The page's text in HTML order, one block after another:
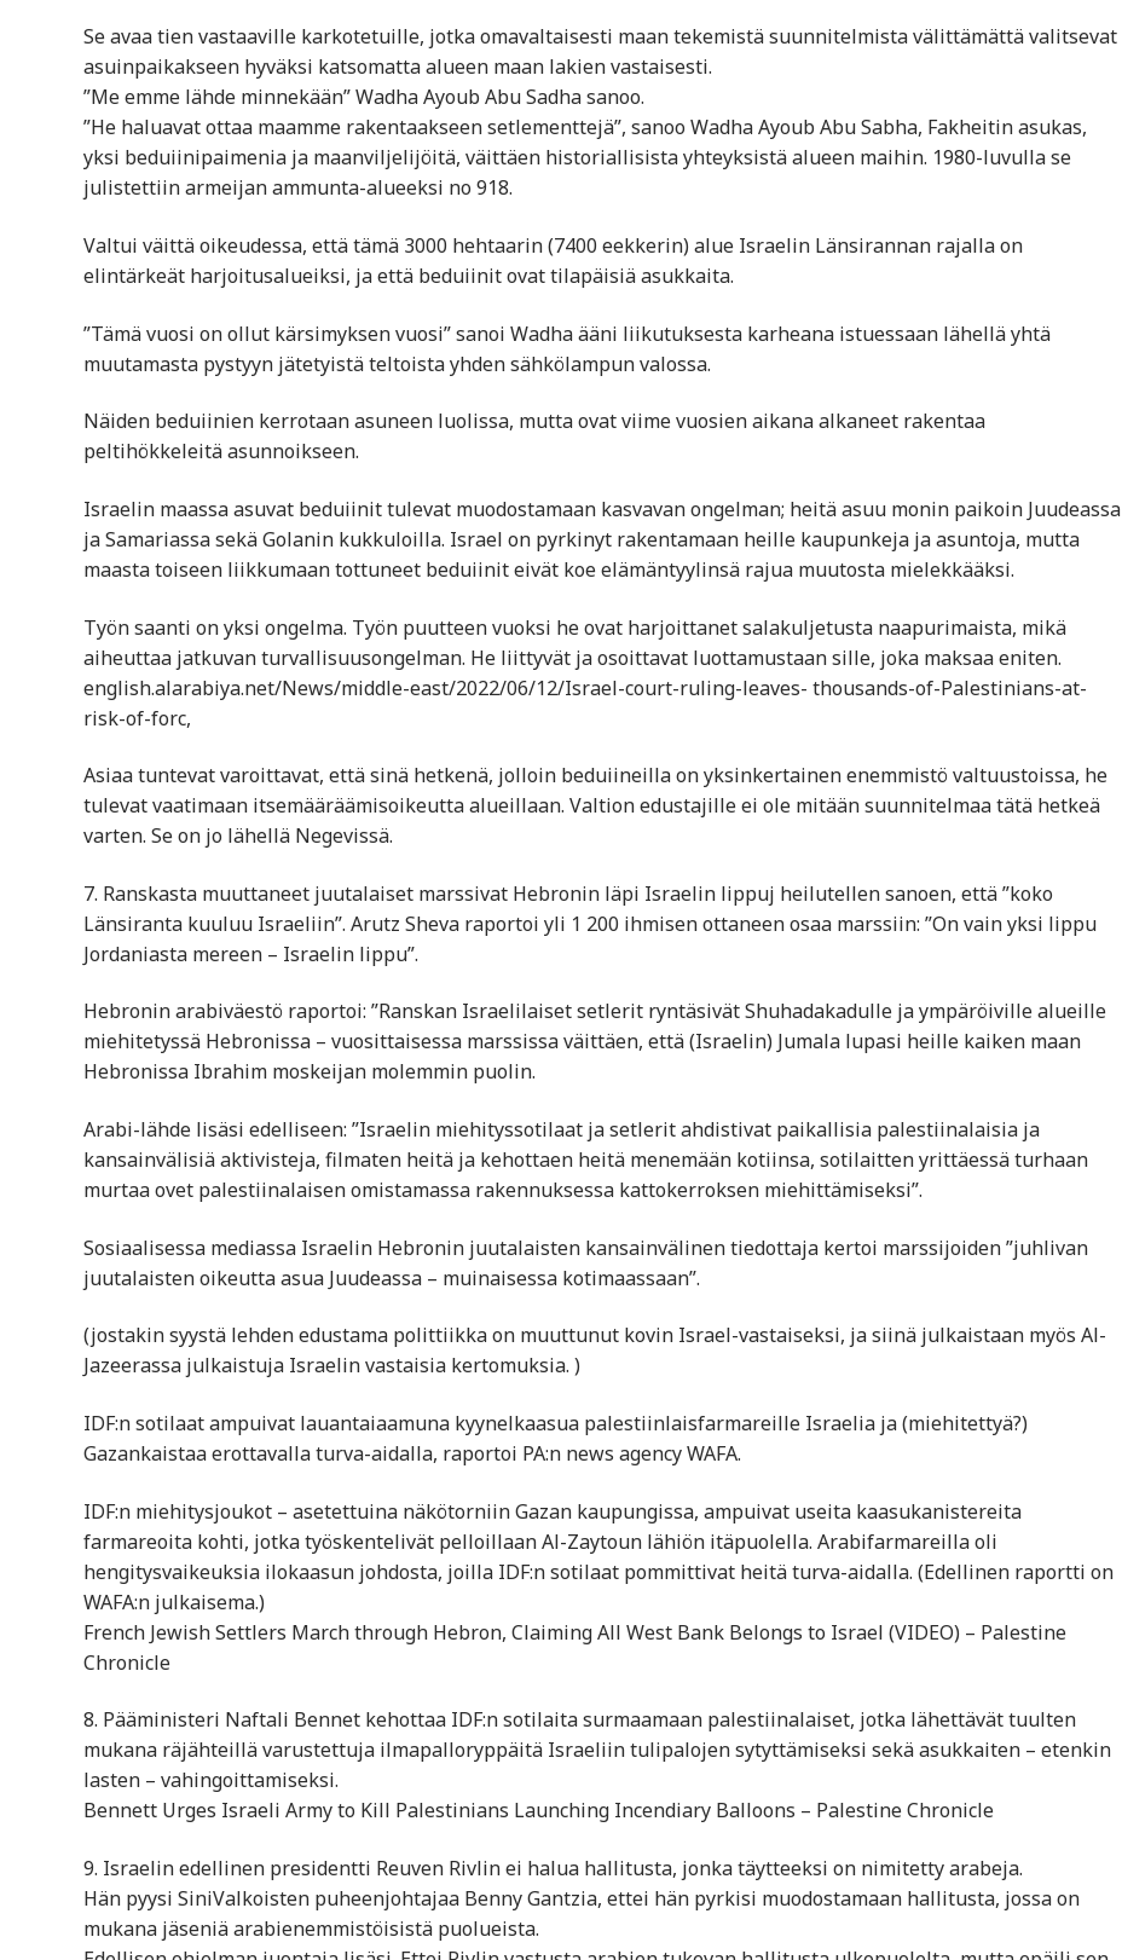
Se avaa tien vastaaville karkotetuille, jotka omavaltaisesti maan tekemistä suunnitelmista välittämättä valitsevat
asuinpaikakseen hyväksi katsomatta alueen maan lakien vastaisesti.
”Me emme lähde minnekään” Wadha Ayoub Abu Sadha sanoo.
”He haluavat ottaa maamme rakentaakseen setlementtejä”, sanoo Wadha Ayoub Abu Sabha, Fakheitin asukas,
yksi beduiinipaimenia ja maanviljelijöitä, väittäen historiallisista yhteyksistä alueen maihin. 1980-luvulla se
julistettiin armeijan ammunta-alueeksi no 918.
Valtui väittä oikeudessa, että tämä 3000 hehtaarin (7400 eekkerin) alue Israelin Länsirannan rajalla on
elintärkeät harjoitusalueiksi, ja että beduiinit ovat tilapäisiä asukkaita.
”Tämä vuosi on ollut kärsimyksen vuosi” sanoi Wadha ääni liikutuksesta karheana istuessaan lähellä yhtä
muutamasta pystyyn jätetyistä teltoista yhden sähkölampun valossa.
Näiden beduiinien kerrotaan asuneen luolissa, mutta ovat viime vuosien aikana alkaneet rakentaa
peltihökkeleitä asunnoikseen.
Israelin maassa asuvat beduiinit tulevat muodostamaan kasvavan ongelman; heitä asuu monin paikoin Juudeassa
ja Samariassa sekä Golanin kukkuloilla. Israel on pyrkinyt rakentamaan heille kaupunkeja ja asuntoja, mutta
maasta toiseen liikkumaan tottuneet beduiinit eivät koe elämäntyylinsä rajua muutosta mielekkääksi.
Työn saanti on yksi ongelma. Työn puutteen vuoksi he ovat harjoittanet salakuljetusta naapurimaista, mikä
aiheuttaa jatkuvan turvallisuusongelman. He liittyvät ja osoittavat luottamustaan sille, joka maksaa eniten.
english.alarabiya.net/News/middle-east/2022/06/12/Israel-court-ruling-leaves- thousands-of-Palestinians-at-
risk-of-forc,
Asiaa tuntevat varoittavat, että sinä hetkenä, jolloin beduiineilla on yksinkertainen enemmistö valtuustoissa, he
tulevat vaatimaan itsemääräämisoikeutta alueillaan. Valtion edustajille ei ole mitään suunnitelmaa tätä hetkeä
varten. Se on jo lähellä Negevissä.
7. Ranskasta muuttaneet juutalaiset marssivat Hebronin läpi Israelin lippuj heilutellen sanoen, että ”koko
Länsiranta kuuluu Israeliin”. Arutz Sheva raportoi yli 1 200 ihmisen ottaneen osaa marssiin: ”On vain yksi lippu
Jordaniasta mereen – Israelin lippu”.
Hebronin arabiväestö raportoi: ”Ranskan Israelilaiset setlerit ryntäsivät Shuhadakadulle ja ympäröiville alueille
miehitetyssä Hebronissa – vuosittaisessa marssissa väittäen, että (Israelin) Jumala lupasi heille kaiken maan
Hebronissa Ibrahim moskeijan molemmin puolin.
Arabi-lähde lisäsi edelliseen: ”Israelin miehityssotilaat ja setlerit ahdistivat paikallisia palestiinalaisia ja
kansainvälisiä aktivisteja, filmaten heitä ja kehottaen heitä menemään kotiinsa, sotilaitten yrittäessä turhaan
murtaa ovet palestiinalaisen omistamassa rakennuksessa kattokerroksen miehittämiseksi”.
Sosiaalisessa mediassa Israelin Hebronin juutalaisten kansainvälinen tiedottaja kertoi marssijoiden ”juhlivan
juutalaisten oikeutta asua Juudeassa – muinaisessa kotimaassaan”.
(jostakin syystä lehden edustama polittiikka on muuttunut kovin Israel-vastaiseksi, ja siinä julkaistaan myös Al-
Jazeerassa julkaistuja Israelin vastaisia kertomuksia. )
IDF:n sotilaat ampuivat lauantaiaamuna kyynelkaasua palestiinlaisfarmareille Israelia ja (miehitettyä?)
Gazankaistaa erottavalla turva-aidalla, raportoi PA:n news agency WAFA.
IDF:n miehitysjoukot – asetettuina näkötorniin Gazan kaupungissa, ampuivat useita kaasukanistereita
farmareoita kohti, jotka työskentelivät pelloillaan Al-Zaytoun lähiön itäpuolella. Arabifarmareilla oli
hengitysvaikeuksia ilokaasun johdosta, joilla IDF:n sotilaat pommittivat heitä turva-aidalla. (Edellinen raportti on
WAFA:n julkaisema.)
French Jewish Settlers March through Hebron, Claiming All West Bank Belongs to Israel (VIDEO) – Palestine
Chronicle
8. Pääministeri Naftali Bennet kehottaa IDF:n sotilaita surmaamaan palestiinalaiset, jotka lähettävät tuulten
mukana räjähteillä varustettuja ilmapalloryppäitä Israeliin tulipalojen sytyttämiseksi sekä asukkaiten – etenkin
lasten – vahingoittamiseksi.
Bennett Urges Israeli Army to Kill Palestinians Launching Incendiary Balloons – Palestine Chronicle
9. Israelin edellinen presidentti Reuven Rivlin ei halua hallitusta, jonka täytteeksi on nimitetty arabeja.
Hän pyysi SiniValkoisten puheenjohtajaa Benny Gantzia, ettei hän pyrkisi muodostamaan hallitusta, jossa on
mukana jäseniä arabienemmistöisistä puolueista.